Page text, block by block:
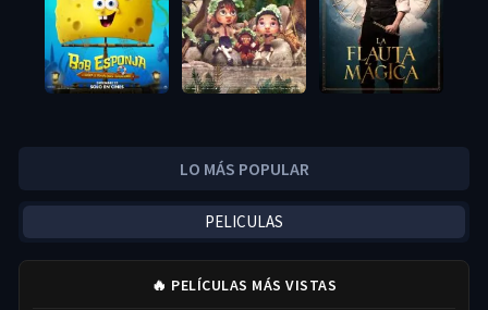
LO MÁS POPULAR
PELICULAS
🔥 PELÍCULAS MÁS VISTAS